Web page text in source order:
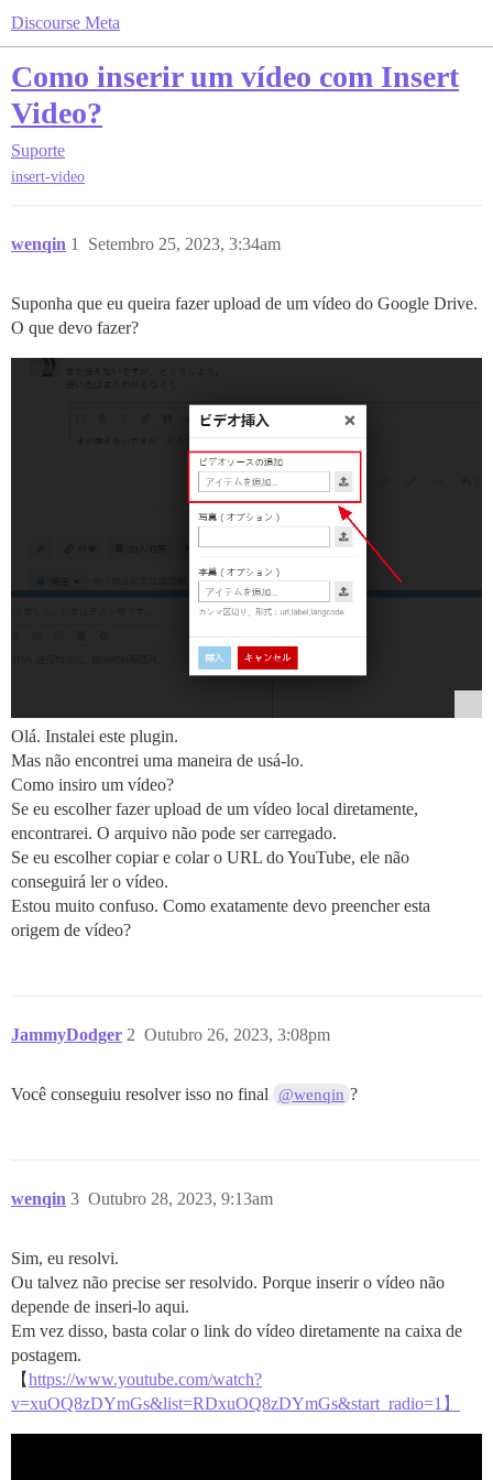
Discourse Meta
Como inserir um vídeo com Insert
Video?
Suporte
insert-video
wenqin Setembro 25, 2023, 3:34am
1
Suponha que eu queira fazer upload de um vídeo do Google Drive.
O que devo fazer?
Olá. Instalei este plugin.
Mas não encontrei uma maneira de usá-lo.
Como insiro um vídeo?
Se eu escolher fazer upload de um vídeo local diretamente,
encontrarei. O arquivo não pode ser carregado.
Se eu escolher copiar e colar o URL do YouTube, ele não
conseguirá ler o vídeo.
Estou muito confuso. Como exatamente devo preencher esta
origem de vídeo?
JammyDodger Outubro 26, 2023, 3:08pm
2
Você conseguiu resolver isso no final @wenqin ?
wenqin Outubro 28, 2023, 9:13am
3
Sim, eu resolvi.
Ou talvez não precise ser resolvido. Porque inserir o vídeo não
depende de inseri-lo aqui.
Em vez disso, basta colar o link do vídeo diretamente na caixa de
postagem.
【https://www.youtube.com/watch?
v=xuOQ8zDYmGs&list=RDxuOQ8zDYmGs&start_radio=1】